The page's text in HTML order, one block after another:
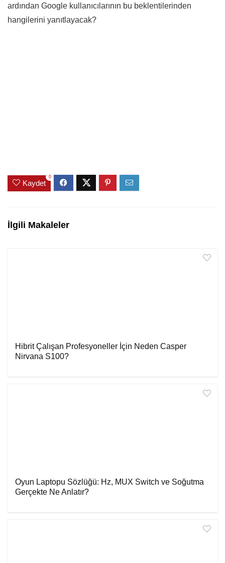
ardından Google kullanıcılarının bu beklentilerinden
hangilerini yanıtlayacak?
Kaydet
0
İlgili Makaleler
Hibrit Çalışan Profesyoneller İçin Neden Casper
Nirvana S100?
Oyun Laptopu Sözlüğü: Hz, MUX Switch ve Soğutma
Gerçekte Ne Anlatır?